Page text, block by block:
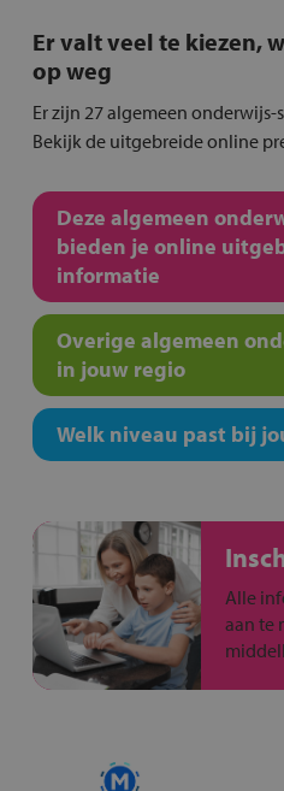
Er valt veel te kiezen,
op weg
Er zijn 27 algemeen
Bekijk de uitgebreide online
Deze algemeen
bieden je online
informatie
Overige algemeen
in jouw regio
Welk niveau past bij
Alle
aan te